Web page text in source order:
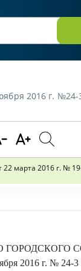
внесении
22 марта 2016 г. №
ГОРОДСКОГО
2016 г. № 24-3